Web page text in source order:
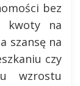
bez
kwoty na
szansę na
czy
wzrostu